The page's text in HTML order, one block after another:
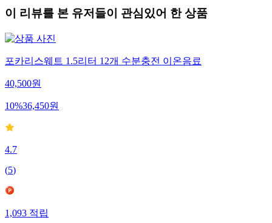
이 리뷰를 본 유저들이 관심있어 한 상품
포카리스웨트 1.5리터 12개 수분충전 이온음료
40,500원
10%36,450원
4.7
(5)
1,093 적립